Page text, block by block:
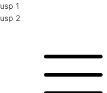
usp 1
usp 2